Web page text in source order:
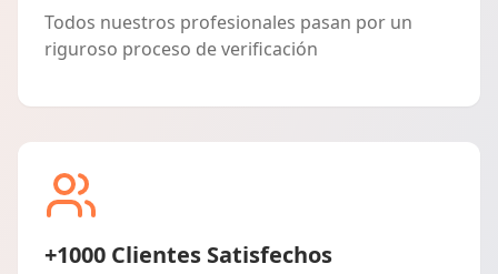
Todos nuestros profesionales pasan por un
riguroso proceso de verificación
+1000 Clientes Satisfechos